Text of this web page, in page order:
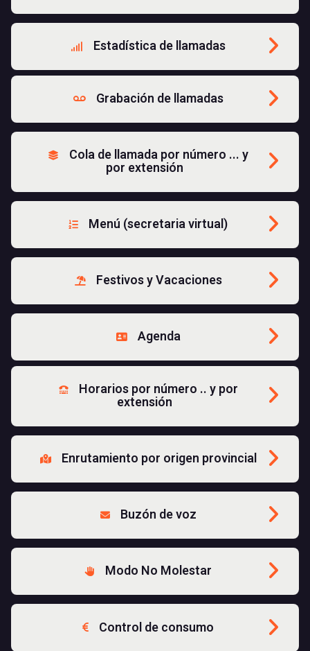
Estadística de llamadas
Grabación de llamadas
Cola de llamada por número ... y
por extensión
Menú (secretaria virtual)
Festivos y Vacaciones
Agenda
Horarios por número .. y por
extensión
Enrutamiento por origen provincial
Buzón de voz
Modo No Molestar
Control de consumo